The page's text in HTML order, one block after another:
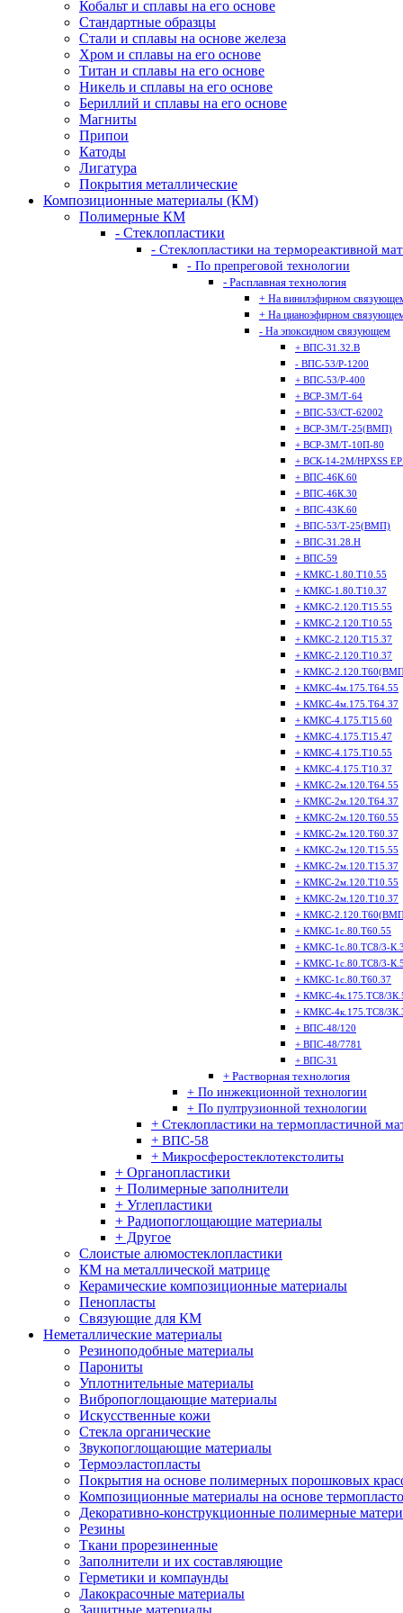
Кобальт и сплавы на его основе
Стандартные образцы
Стали и сплавы на основе железа
Хром и сплавы на его основе
Титан и сплавы на его основе
Никель и сплавы на его основе
Бериллий и сплавы на его основе
Магниты
Припои
Катоды
Лигатура
Покрытия металлические
Композиционные материалы (КМ)
Полимерные КМ
- Стеклопластики
- Стеклопластики на термореактивной
- По препреговой технологии
- Расплавная технология
+ На винилэфирном
+ На цианоэфирном
- На эпоксидном связующем
+ ВПС-31.32.В
- ВПС-53/Р-1200
+ ВПС-53/Р-400
+ ВСР-3М/Т-64
+ ВПС-53/СТ-62002
+ ВСР-3М/Т-25(ВМП)
+ ВСР-3М/Т-10П-80
+ ВСК-14-2М/HPXSS
+ ВПС-46К.60
+ ВПС-46К.30
+ ВПС-43К.60
+ ВПС-53/Т-25(ВМП)
+ ВПС-31.28.Н
+ ВПС-59
+ КМКС-1.80.Т10.55
+ КМКС-1.80.Т10.37
+ КМКС-2.120.Т15.55
+ КМКС-2.120.Т10.55
+ КМКС-2.120.Т15.37
+ КМКС-2.120.Т10.37
+ КМКС-
+ КМКС-4м.175.Т64.55
+ КМКС-4м.175.Т64.37
+ КМКС-4.175.Т15.60
+ КМКС-4.175.Т15.47
+ КМКС-4.175.Т10.55
+ КМКС-4.175.Т10.37
+ КМКС-2м.120.Т64.55
+ КМКС-2м.120.Т64.37
+ КМКС-2м.120.Т60.55
+ КМКС-2м.120.Т60.37
+ КМКС-2м.120.Т15.55
+ КМКС-2м.120.Т15.37
+ КМКС-2м.120.Т10.55
+ КМКС-2м.120.Т10.37
+ КМКС-
+ КМКС-1с.80.Т60.55
+ КМКС-1с.80.ТС8/3-
+ КМКС-1с.80.ТС8/3-
+ КМКС-1с.80.Т60.37
+ КМКС-4к.175.ТС8/
+ КМКС-4к.175.ТС8/
+ ВПС-48/120
+ ВПС-48/7781
+ ВПС-31
+ Растворная технология
+ По инжекционной технологии
+ По пултрузионной технологии
+ Стеклопластики на термопластичной
+ ВПС-58
+ Микросферостеклотекстолиты
+ Органопластики
+ Полимерные заполнители
+ Углепластики
+ Радиопоглощающие материалы
+ Другое
Слоистые алюмостеклопластики
КМ на металлической матрице
Керамические композиционные материалы
Пенопласты
Связующие для КМ
Неметаллические материалы
Резиноподобные материалы
Парониты
Уплотнительные материалы
Вибропоглощающие материалы
Искусственные кожи
Стекла органические
Звукопоглощающие материалы
Термоэластопласты
Покрытия на основе полимерных порошковых
Композиционные материалы на основе
Декоративно-конструкционные полимерные
Резины
Ткани прорезиненные
Заполнители и их составляющие
Герметики и компаунды
Лакокрасочные материалы
Защитные материалы